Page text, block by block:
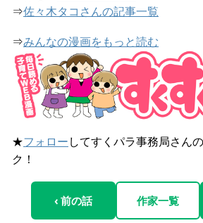
⇒佐々木タコさんの記事一覧
⇒みんなの漫画をもっと読む
★フォロー してすくパラ事務局さん
ク！
‹ 前の話 作家一覧